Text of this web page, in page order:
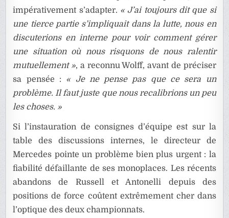
impérativement s’adapter. « J’ai toujours dit que si
une tierce partie s’impliquait dans la lutte, nous en
discuterions en interne pour voir comment gérer
une situation où nous risquons de nous ralentir
mutuellement », a reconnu Wolff, avant de préciser
sa pensée : « Je ne pense pas que ce sera un
problème. Il faut juste que nous recalibrions un peu
les choses. »
Si l’instauration de consignes d’équipe est sur la
table des discussions internes, le directeur de
Mercedes pointe un problème bien plus urgent : la
fiabilité défaillante de ses monoplaces. Les récents
abandons de Russell et Antonelli depuis des
positions de force coûtent extrêmement cher dans
l’optique des deux championnats.